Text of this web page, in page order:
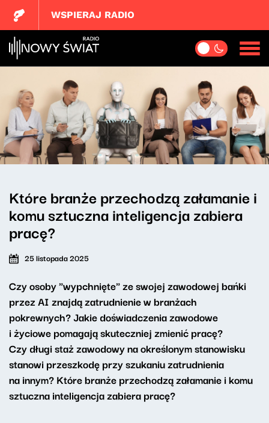
WSPIERAJ RADIO
Które branże przechodzą załamanie i
komu sztuczna inteligencja zabiera
pracę?
25 listopada 2025
Czy osoby "wypchnięte" ze swojej zawodowej bańki
przez AI znajdą zatrudnienie w branżach
pokrewnych? Jakie doświadczenia zawodowe
i życiowe pomagają skuteczniej zmienić pracę?
Czy długi staż zawodowy na określonym stanowisku
stanowi przeszkodę przy szukaniu zatrudnienia
na innym? Które branże przechodzą załamanie i komu
sztuczna inteligencja zabiera pracę?